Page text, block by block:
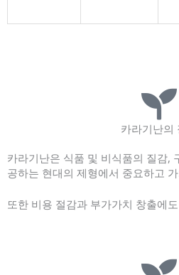
카라기난의
카라기난은 식품 및 비식품의 질감,
공하는 현대의 제형에서 중요하고
또한 비용 절감과 부가가치 창출에